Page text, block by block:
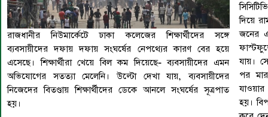
রাজধানীর নিউমার্কেটে ঢাকা কলেজের শিক্ষার্থীদের সঙ্গে
ব্যবসায়ীদের দফায় দফায় সংঘর্ষের নেপথ্যের কারণ বের হয়ে
এসেছে। শিক্ষার্থীরা খেয়ে বিল কম দিয়েছে- ব্যবসায়ীদের এমন
অভিযোগের সতত্যা মেলেনি। উল্টো দেখা যায়, ব্যবসায়ীদের
নিজেদের বিতণ্ডায় শিক্ষার্থীদের ডেকে আনলে সংঘর্ষের সূত্রপাত
হয়।
দিয়ে
জনের
যায়।
পর
হয়।